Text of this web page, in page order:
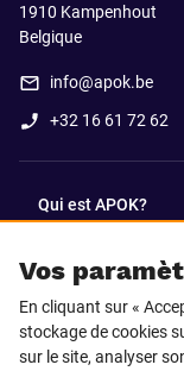
Vos
En cliquant sur «
stockage de cookies
sur le site, analyser
1910 Kampenhout
Belgique
info@apok.be
+32 16 61 72 62
Qui est APOK?
SUIVEZ-NOUS SUR
Facebook